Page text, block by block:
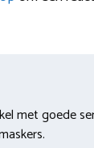
met goede